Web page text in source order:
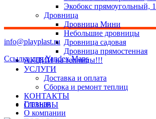
Экобокс прямоугольный,
Дровница
Дровница Мини
Небольшие дровницы
Дровница садовая
Дровница прямостенная
АКЦИИ на теплицы!!!
УСЛУГИ
Доставка и оплата
Сборка и ремонт теплиц
КОНТАКТЫ
ОТЗЫВЫ
info@playplast.ru
Ссылка для Yandex Maps
Главная
О компании